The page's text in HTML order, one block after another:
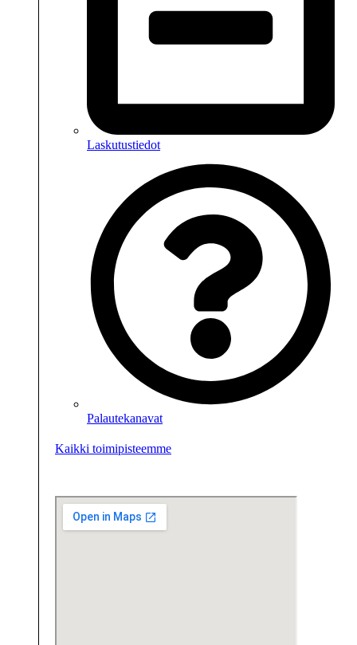
Laskutustiedot
Palautekanavat
Kaikki toimipisteemme